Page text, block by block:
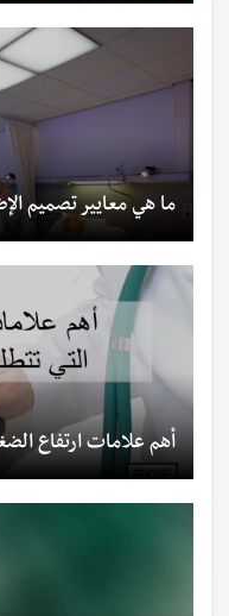
ما هي معايير تصميم
أهم علامات ارتفاع